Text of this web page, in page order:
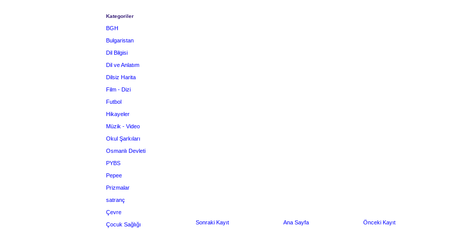
Sonraki Kayıt Önceki Kayıt
Ana Sayfa
Kategoriler
BGH
Bulgaristan
Dil Bilgisi
Dil ve Anlatım
Dilsiz Harita
Film - Dizi
Futbol
Hikayeler
Müzik - Video
Okul Şarkıları
Osmanlı Devleti
PYBS
Pepee
Prizmalar
satranç
Çevre
Çocuk Sağlığı